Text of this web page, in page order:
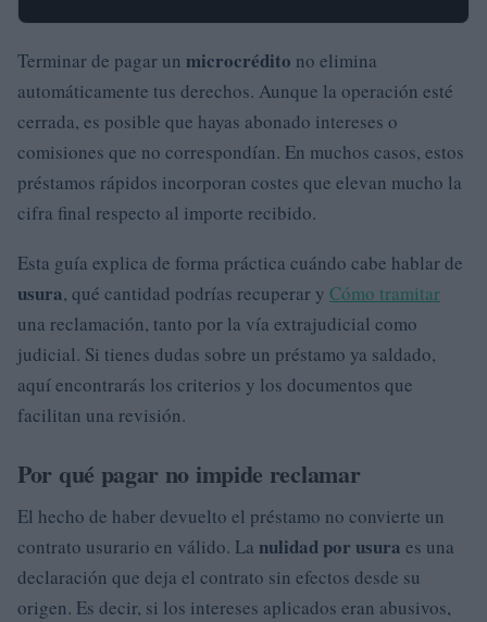
Terminar de pagar un microcrédito no elimina
automáticamente tus derechos. Aunque la operación esté
cerrada, es posible que hayas abonado intereses o
comisiones que no correspondían. En muchos casos, estos
préstamos rápidos incorporan costes que elevan mucho la
cifra final respecto al importe recibido.
Esta guía explica de forma práctica cuándo cabe hablar de
usura, qué cantidad podrías recuperar y Cómo tramitar
una reclamación, tanto por la vía extrajudicial como
judicial. Si tienes dudas sobre un préstamo ya saldado,
aquí encontrarás los criterios y los documentos que
facilitan una revisión.
Por qué pagar no impide reclamar
El hecho de haber devuelto el préstamo no convierte un
contrato usurario en válido. La nulidad por usura es una
declaración que deja el contrato sin efectos desde su
origen. Es decir, si los intereses aplicados eran abusivos,